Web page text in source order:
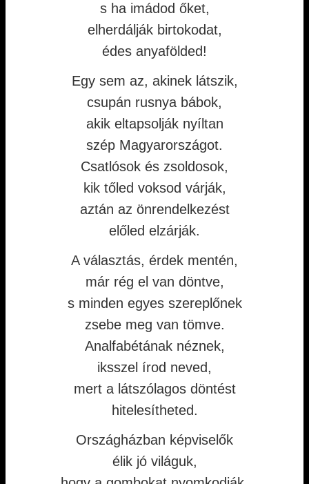
s ha imádod őket,
elherdálják birtokodat,
édes anyafölded!
Egy sem az, akinek látszik,
csupán rusnya bábok,
akik eltapsolják nyíltan
szép Magyarországot.
Csatlósok és zsoldosok,
kik tőled voksod várják,
aztán az önrendelkezést
előled elzárják.
A választás, érdek mentén,
már rég el van döntve,
s minden egyes szereplőnek
zsebe meg van tömve.
Analfabétának néznek,
iksszel írod neved,
mert a látszólagos döntést
hitelesítheted.
Országházban képviselők
élik jó világuk,